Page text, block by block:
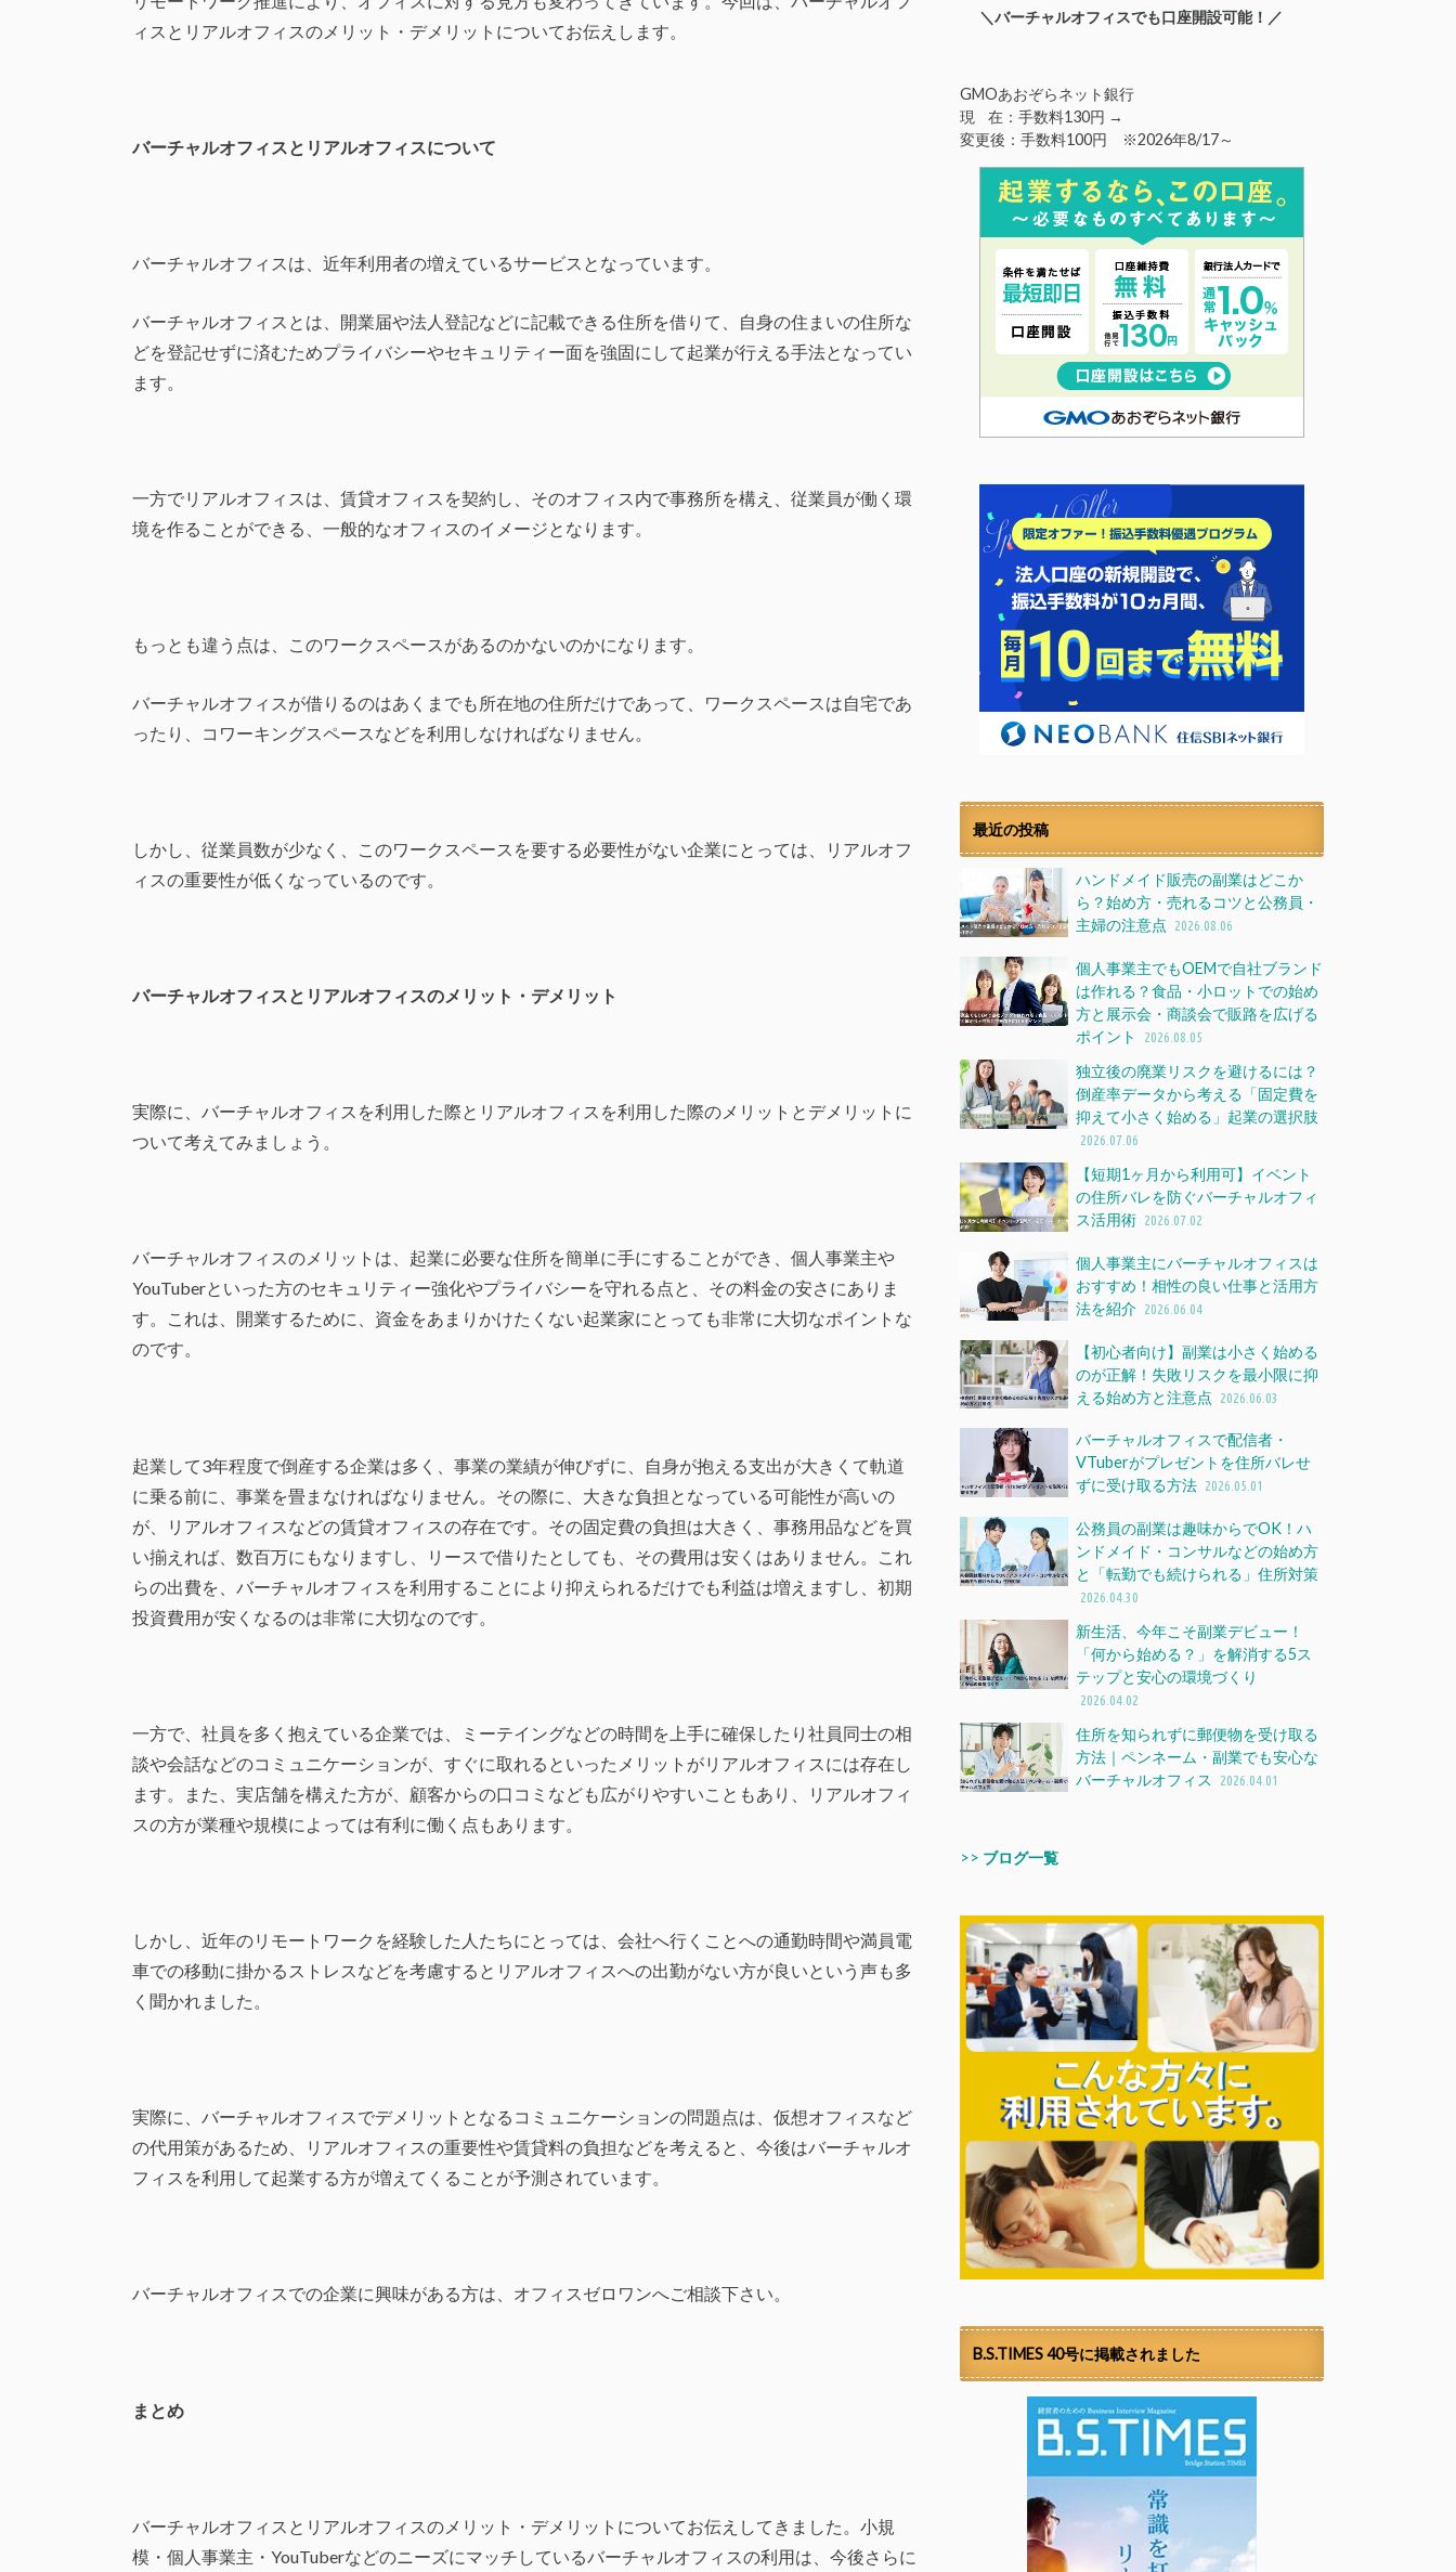
ィスとリアルオフィスのメリット・デメリットについてお伝えします。
バーチャルオフィスとリアルオフィスについて
バーチャルオフィスは、近年利用者の増えているサービスとなっています。
バーチャルオフィスとは、開業届や法人登記などに記載できる住所を借りて、自身の住まいの住所な
どを登記せずに済むためプライバシーやセキュリティー面を強固にして起業が行える手法となってい
ます。
一方でリアルオフィスは、賃貸オフィスを契約し、そのオフィス内で事務所を構え、従業員が働く環
境を作ることができる、一般的なオフィスのイメージとなります。
もっとも違う点は、このワークスペースがあるのかないのかになります。
バーチャルオフィスが借りるのはあくまでも所在地の住所だけであって、ワークスペースは自宅であ
ったり、コワーキングスペースなどを利用しなければなりません。
しかし、従業員数が少なく、このワークスペースを要する必要性がない企業にとっては、リアルオフ
ィスの重要性が低くなっているのです。
バーチャルオフィスとリアルオフィスのメリット・デメリット
実際に、バーチャルオフィスを利用した際とリアルオフィスを利用した際のメリットとデメリットに
ついて考えてみましょう。
バーチャルオフィスのメリットは、起業に必要な住所を簡単に手にすることができ、個人事業主や
YouTuberといった方のセキュリティー強化やプライバシーを守れる点と、その料金の安さにありま
す。これは、開業するために、資金をあまりかけたくない起業家にとっても非常に大切なポイントな
のです。
起業して3年程度で倒産する企業は多く、事業の業績が伸びずに、自身が抱える支出が大きくて軌道
に乗る前に、事業を畳まなければなりません。その際に、大きな負担となっている可能性が高いの
が、リアルオフィスなどの賃貸オフィスの存在です。その固定費の負担は大きく、事務用品などを買
い揃えれば、数百万にもなりますし、リースで借りたとしても、その費用は安くはありません。これ
らの出費を、バーチャルオフィスを利用することにより抑えられるだけでも利益は増えますし、初期
投資費用が安くなるのは非常に大切なのです。
一方で、社員を多く抱えている企業では、ミーテイングなどの時間を上手に確保したり社員同士の相
談や会話などのコミュニケーションが、すぐに取れるといったメリットがリアルオフィスには存在し
ます。また、実店舗を構えた方が、顧客からの口コミなども広がりやすいこともあり、リアルオフィ
スの方が業種や規模によっては有利に働く点もあります。
しかし、近年のリモートワークを経験した人たちにとっては、会社へ行くことへの通勤時間や満員電
車での移動に掛かるストレスなどを考慮するとリアルオフィスへの出勤がない方が良いという声も多
く聞かれました。
実際に、バーチャルオフィスでデメリットとなるコミュニケーションの問題点は、仮想オフィスなど
の代用策があるため、リアルオフィスの重要性や賃貸料の負担などを考えると、今後はバーチャルオ
フィスを利用して起業する方が増えてくることが予測されています。
バーチャルオフィスでの企業に興味がある方は、オフィスゼロワンへご相談下さい。
まとめ
バーチャルオフィスとリアルオフィスのメリット・デメリットについてお伝えしてきました。小規
模・個人事業主・YouTuberなどのニーズにマッチしているバーチャルオフィスの利用は、今後さらに
＼バーチャルオフィスでも口座開設可能！／
GMOあおぞらネット銀行
現 在：手数料130円 →
変更後：手数料100円 ※2026年8/17～
最近の投稿
ハンドメイド販売の副業はどこか
ら？始め方・売れるコツと公務員・
主婦の注意点
2026.08.06
個人事業主でもOEMで自社ブランド
は作れる？食品・小ロットでの始め
方と展示会・商談会で販路を広げる
ポイント
2026.08.05
独立後の廃業リスクを避けるには？
倒産率データから考える「固定費を
抑えて小さく始める」起業の選択肢
2026.07.06
【短期1ヶ月から利用可】イベント
の住所バレを防ぐバーチャルオフィ
ス活用術 2026.07.02
個人事業主にバーチャルオフィスは
おすすめ！相性の良い仕事と活用方
法を紹介 2026.06.04
【初心者向け】副業は小さく始める
のが正解！失敗リスクを最小限に抑
える始め方と注意点
2026.06.03
バーチャルオフィスで配信者・
VTuberがプレゼントを住所バレせ
ずに受け取る方法 2026.05.01
公務員の副業は趣味からでOK！ハ
ンドメイド・コンサルなどの始め方
と「転勤でも続けられる」住所対策
2026.04.30
新生活、今年こそ副業デビュー！
「何から始める？」を解消する5ス
テップと安心の環境づくり
2026.04.02
住所を知られずに郵便物を受け取る
方法｜ペンネーム・副業でも安心な
バーチャルオフィス
2026.04.01
>> ブログ一覧
B.S.TIMES 40号に掲載されました